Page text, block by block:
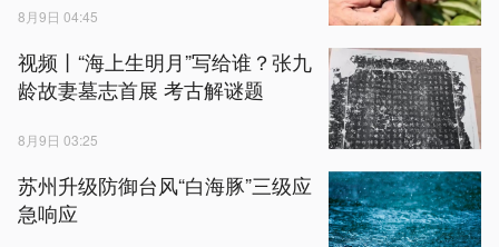
8月9日 04:45
视频丨“海上生明月”写给谁？张九
龄故妻墓志首展 考古解谜题
8月9日 03:25
苏州升级防御台风“白海豚”三级应
急响应